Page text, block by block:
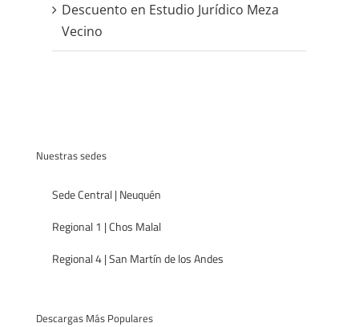
Descuento en Estudio Jurídico Meza
Vecino
Nuestras sedes
Sede Central | Neuquén
Regional 1 | Chos Malal
Regional 4 | San Martín de los Andes
Descargas Más Populares